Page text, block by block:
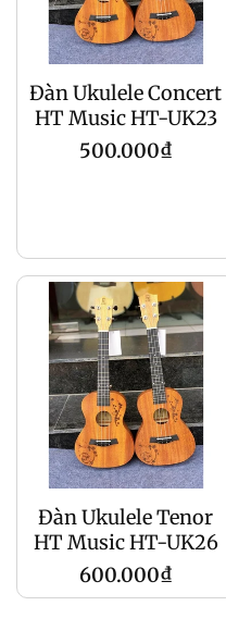
Đàn Ukulele Concert
HT Music HT-UK23
Regular
500.000₫
Đàn Ukulele Tenor
HT Music HT-UK26
Regular
price
600.000₫